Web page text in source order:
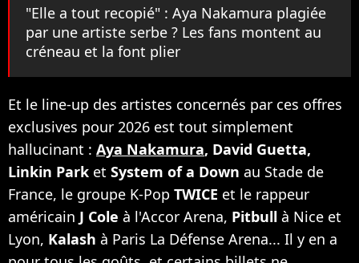
"Elle a tout recopié" : Aya Nakamura plagiée
par une artiste serbe ? Les fans montent au
créneau et la font plier
Et le line-up des artistes concernés par ces offres
exclusives pour 2026 est tout simplement
hallucinant : Aya Nakamura, David Guetta,
Linkin Park et System of a Down au Stade de
France, le groupe K-Pop TWICE et le rappeur
américain J Cole à l'Accor Arena, Pitbull à Nice et
Lyon, Kalash à Paris La Défense Arena... Il y en a